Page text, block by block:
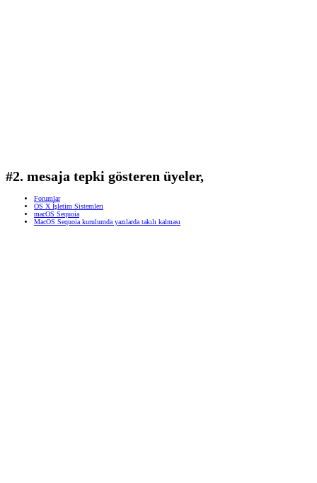
#2. mesaja tepki gösteren üyeler,
Forumlar
OS X İşletim Sistemleri
macOS Sequoia
MacOS Sequoia kurulumda yazılarda takılı kalması